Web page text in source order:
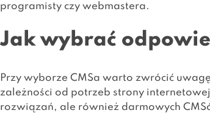
programisty czy webmastera.
Jak wybrać
Przy wyborze CMSa warto zwrócić
zależności od potrzeb strony
rozwiązań, ale również darmowych